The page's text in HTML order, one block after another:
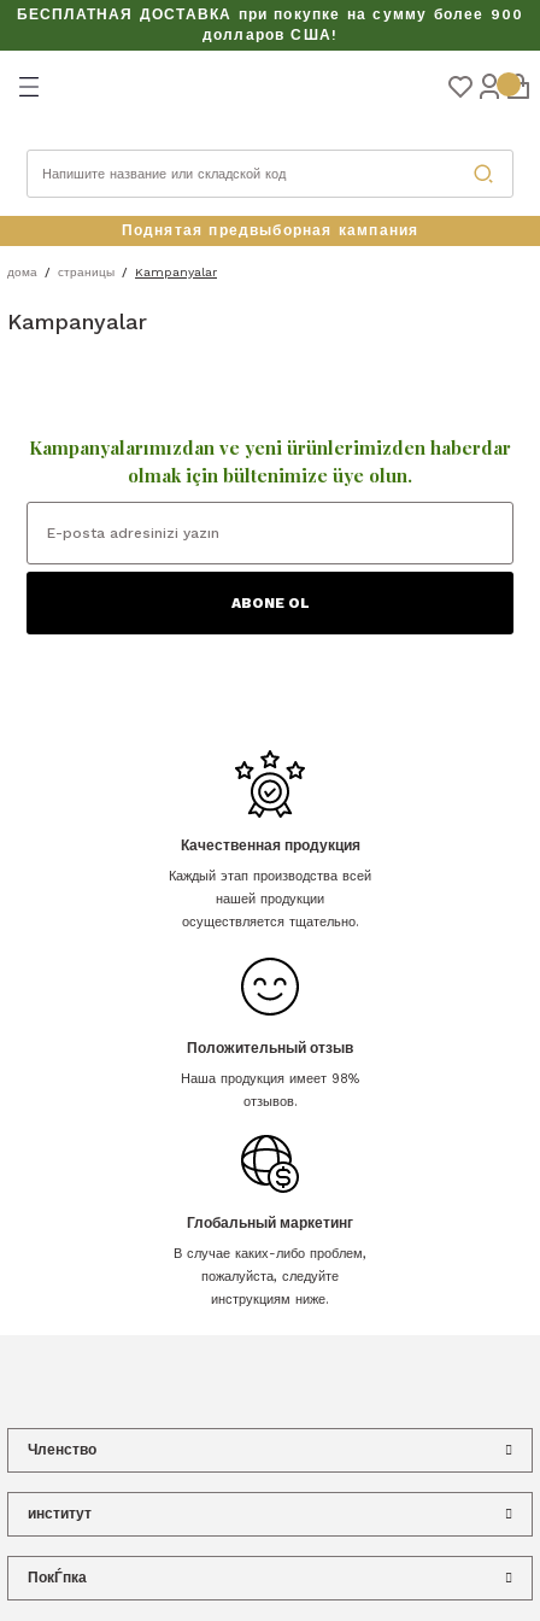
БЕСПЛАТНАЯ ДОСТАВКА при покупке на сумму более 900
долларов США!
Вернуться
Поднятая предвыборная кампания
дома страницы Kampanyalar
Kampanyalar
Kampanyalarımızdan ve yeni ürünlerimizden haberdar
olmak için bültenimize üye olun.
ABONE OL
Качественная продукция
Каждый этап производства всей
нашей продукции
осуществляется тщательно.
Положительный отзыв
Наша продукция имеет 98%
отзывов.
Глобальный маркетинг
В случае каких-либо проблем,
пожалуйста, следуйте
инструкциям ниже.
Членство
институт
ПокЃпка